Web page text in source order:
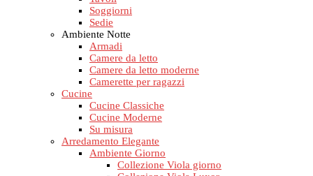
Soggiorni
Sedie
Ambiente Notte
Armadi
Camere da letto
Camere da letto moderne
Camerette per ragazzi
Cucine
Cucine Classiche
Cucine Moderne
Su misura
Arredamento Elegante
Ambiente Giorno
Collezione Viola giorno